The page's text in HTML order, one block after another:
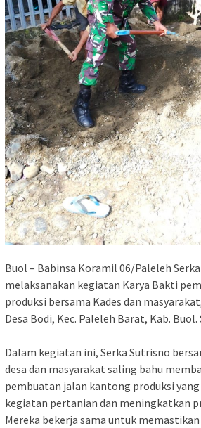
Buol – Babinsa Koramil 06/Paleleh
melaksanakan kegiatan Karya Bakti
produksi bersama Kades dan
Desa Bodi, Kec. Paleleh Barat, Kab.
Dalam kegiatan ini, Serka Sutrisno
desa dan masyarakat saling bahu
pembuatan jalan kantong produksi
kegiatan pertanian dan meningkatkan
Mereka bekerja sama untuk